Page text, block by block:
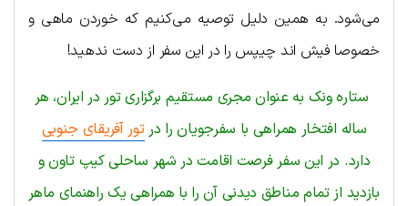
می‌شود. به همین دلیل توصیه می‌کنیم که خوردن ماهی و
خصوصا فیش اند چیپس را در این سفر از دست ندهید!
ستاره ونک به عنوان مجری مستقیم برگزاری تور در ایران، هر
ساله افتخار همراهی با سفرجویان را درتور آفریقای جنوبی
دارد. در این سفر فرصت اقامت در شهر ساحلی کیپ تاون و
بازدید از تمام مناطق دیدنی آن را با همراهی یک راهنمای ماهر